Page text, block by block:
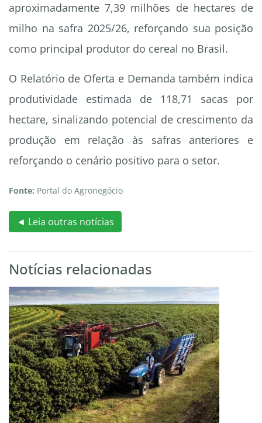
aproximadamente 7,39 milhões de hectares de
milho na safra 2025/26, reforçando sua posição
como principal produtor do cereal no Brasil.
O Relatório de Oferta e Demanda também indica
produtividade estimada de 118,71 sacas por
hectare, sinalizando potencial de crescimento da
produção em relação às safras anteriores e
reforçando o cenário positivo para o setor.
Fonte: Portal do Agronegócio
◄ Leia outras notícias
Notícias relacionadas